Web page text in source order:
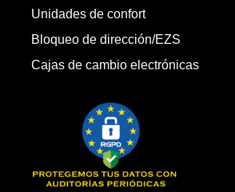
Unidades de confort
Bloqueo de dirección/EZS
Cajas de cambio electrónicas